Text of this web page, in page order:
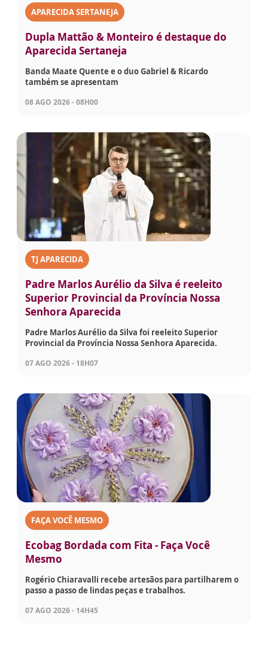
APARECIDA SERTANEJA
Dupla Mattão & Monteiro é destaque do
Aparecida Sertaneja
Banda Maate Quente e o duo Gabriel & Ricardo
também se apresentam
08 AGO 2026 - 08H00
TJ APARECIDA
Padre Marlos Aurélio da Silva é reeleito
Superior Provincial da Província Nossa
Senhora Aparecida
Padre Marlos Aurélio da Silva foi reeleito Superior
Provincial da Província Nossa Senhora Aparecida.
07 AGO 2026 - 18H07
FAÇA VOCÊ MESMO
Ecobag Bordada com Fita - Faça Você
Mesmo
Rogério Chiaravalli recebe artesãos para partilharem o
passo a passo de lindas peças e trabalhos.
07 AGO 2026 - 14H45